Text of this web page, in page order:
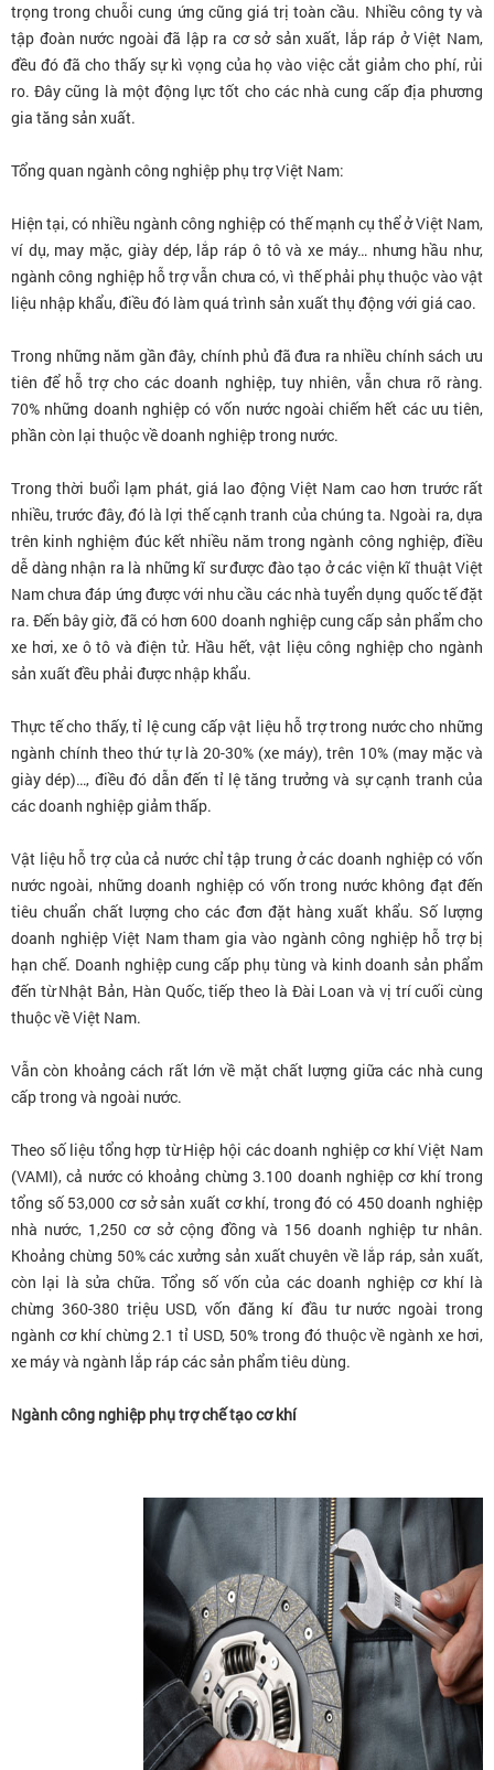
trọng trong chuỗi cung ứng cũng giá trị toàn cầu. Nhiều công ty và
tập đoàn nước ngoài đã lập ra cơ sở sản xuất, lắp ráp ở Việt Nam,
đều đó đã cho thấy sự kì vọng của họ vào việc cắt giảm cho phí, rủi
ro. Đây cũng là một động lực tốt cho các nhà cung cấp địa phương
gia tăng sản xuất.
Tổng quan ngành công nghiệp phụ trợ Việt Nam:
Hiện tại, có nhiều ngành công nghiệp có thế mạnh cụ thể ở Việt Nam,
ví dụ, may mặc, giày dép, lắp ráp ô tô và xe máy… nhưng hầu như,
ngành công nghiệp hỗ trợ vẫn chưa có, vì thế phải phụ thuộc vào vật
liệu nhập khẩu, điều đó làm quá trình sản xuất thụ động với giá cao.
Trong những năm gần đây, chính phủ đã đưa ra nhiều chính sách ưu
tiên để hỗ trợ cho các doanh nghiệp, tuy nhiên, vẫn chưa rõ ràng.
70% những doanh nghiệp có vốn nước ngoài chiếm hết các ưu tiên,
phần còn lại thuộc về doanh nghiệp trong nước.
Trong thời buổi lạm phát, giá lao động Việt Nam cao hơn trước rất
nhiều, trước đây, đó là lợi thế cạnh tranh của chúng ta. Ngoài ra, dựa
trên kinh nghiệm đúc kết nhiều năm trong ngành công nghiệp, điều
dễ dàng nhận ra là những kĩ sư được đào tạo ở các viện kĩ thuật Việt
Nam chưa đáp ứng được với nhu cầu các nhà tuyển dụng quốc tế đặt
ra. Đến bây giờ, đã có hơn 600 doanh nghiệp cung cấp sản phẩm cho
xe hơi, xe ô tô và điện tử. Hầu hết, vật liệu công nghiệp cho ngành
sản xuất đều phải được nhập khẩu.
Thực tế cho thấy, tỉ lệ cung cấp vật liệu hỗ trợ trong nước cho những
ngành chính theo thứ tự là 20-30% (xe máy), trên 10% (may mặc và
giày dép)…, điều đó dẫn đến tỉ lệ tăng trưởng và sự cạnh tranh của
các doanh nghiệp giảm thấp.
Vật liệu hỗ trợ của cả nước chỉ tập trung ở các doanh nghiệp có vốn
nước ngoài, những doanh nghiệp có vốn trong nước không đạt đến
tiêu chuẩn chất lượng cho các đơn đặt hàng xuất khẩu. Số lượng
doanh nghiệp Việt Nam tham gia vào ngành công nghiệp hỗ trợ bị
hạn chế. Doanh nghiệp cung cấp phụ tùng và kinh doanh sản phẩm
đến từ Nhật Bản, Hàn Quốc, tiếp theo là Đài Loan và vị trí cuối cùng
thuộc về Việt Nam.
Vẫn còn khoảng cách rất lớn về mặt chất lượng giữa các nhà cung
cấp trong và ngoài nước.
Theo số liệu tổng hợp từ Hiệp hội các doanh nghiệp cơ khí Việt Nam
(VAMI), cả nước có khoảng chừng 3.100 doanh nghiệp cơ khí trong
tổng số 53,000 cơ sở sản xuất cơ khí, trong đó có 450 doanh nghiệp
nhà nước, 1,250 cơ sở cộng đồng và 156 doanh nghiệp tư nhân.
Khoảng chừng 50% các xưởng sản xuất chuyên về lắp ráp, sản xuất,
còn lại là sửa chữa. Tổng số vốn của các doanh nghiệp cơ khí là
chừng 360-380 triệu USD, vốn đăng kí đầu tư nước ngoài trong
ngành cơ khí chừng 2.1 tỉ USD, 50% trong đó thuộc về ngành xe hơi,
xe máy và ngành lắp ráp các sản phẩm tiêu dùng.
Ngành công nghiệp phụ trợ chế tạo cơ khí